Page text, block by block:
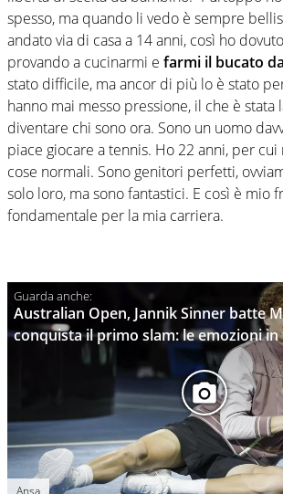
spesso, ma quando li vedo è sempre
andato via di casa a 14 anni, così ho
provando a cucinarmi e farmi il bucato
stato difficile, ma ancor di più lo è stato
hanno mai messo pressione, il che è stata
diventare chi sono ora. Sono un uomo
piace giocare a tennis. Ho 22 anni, per
cose normali. Sono genitori perfetti,
solo loro, ma sono fantastici. E così è mio
fondamentale per la mia carriera.
Australian Open, Jannik Sinner batte
conquista il primo slam: le emozioni
Ansa